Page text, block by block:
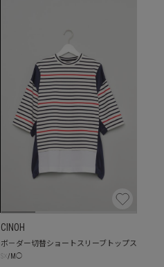
CINOH
ボ－ダー切替ショートスリーブトップス
/ M ◯